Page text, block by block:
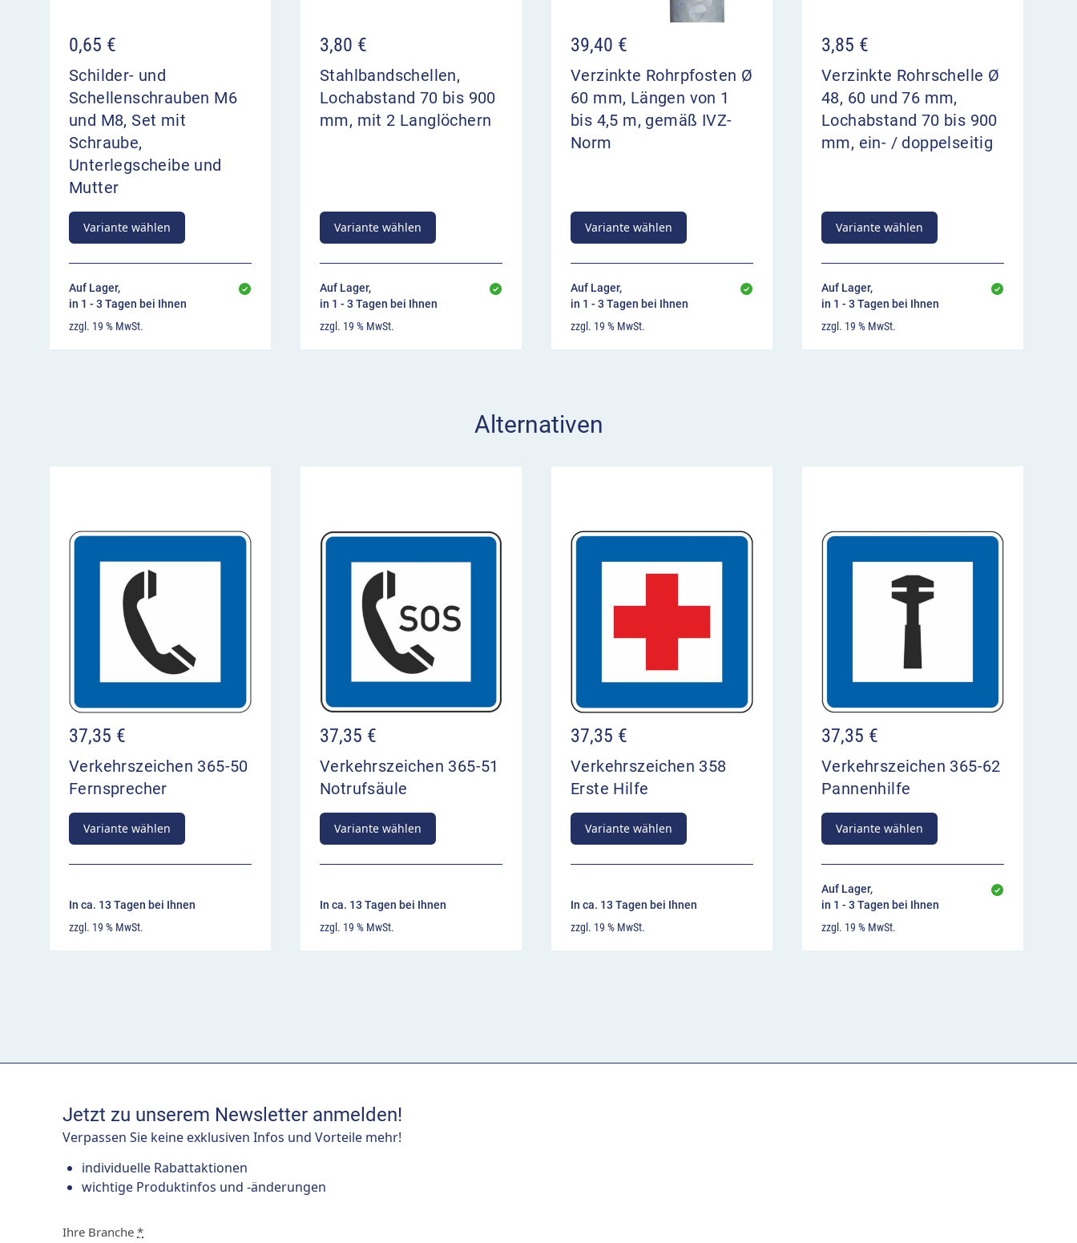
0,65 €
Schilder- und
Schellenschrauben M6
und M8, Set mit
Schraube,
Unterlegscheibe und
Mutter
Variante wählen
Auf Lager,
in 1 - 3 Tagen bei Ihnen
zzgl. 19 % MwSt.
3,80 €
Stahlbandschellen,
Lochabstand 70 bis 900
mm, mit 2 Langlöchern
Variante wählen
Auf Lager,
in 1 - 3 Tagen bei Ihnen
zzgl. 19 % MwSt.
39,40 €
Verzinkte Rohrpfosten Ø
60 mm, Längen von 1
bis 4,5 m, gemäß IVZ-
Norm
Variante wählen
Auf Lager,
in 1 - 3 Tagen bei Ihnen
zzgl. 19 % MwSt.
3,85 €
Verzinkte Rohrschelle Ø
48, 60 und 76 mm,
Lochabstand 70 bis 900
mm, ein- / doppelseitig
Variante wählen
Auf Lager,
in 1 - 3 Tagen bei Ihnen
zzgl. 19 % MwSt.
Alternativen
37,35 €
Verkehrszeichen 365-50
Fernsprecher
Variante wählen
In ca. 13 Tagen bei Ihnen
zzgl. 19 % MwSt.
37,35 €
Verkehrszeichen 365-51
Notrufsäule
Variante wählen
In ca. 13 Tagen bei Ihnen
zzgl. 19 % MwSt.
37,35 €
Verkehrszeichen 358
Erste Hilfe
Variante wählen
In ca. 13 Tagen bei Ihnen
zzgl. 19 % MwSt.
37,35 €
Verkehrszeichen 365-62
Pannenhilfe
Variante wählen
Auf Lager,
in 1 - 3 Tagen bei Ihnen
zzgl. 19 % MwSt.
Jetzt zu unserem Newsletter anmelden!
Verpassen Sie keine exklusiven Infos und Vorteile mehr!
individuelle Rabattaktionen
wichtige Produktinfos und -änderungen
Ihre Branche *